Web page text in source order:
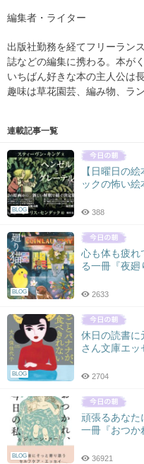
編集者・ライター
出版社勤務を経てフリーラン
誌などの編集に携わる。本が
いちばん好きな本の主人公は
趣味は草花園芸、編み物、ラ
連載記事一覧
BLOG
【日曜日の
ックの怖い
388
BLOG
心も体も疲れ
る一冊『夜廻
2633
BLOG
休日の読書に
さん文庫エッ
2704
BLOG
頑張るあなた
一冊『おつか
36921